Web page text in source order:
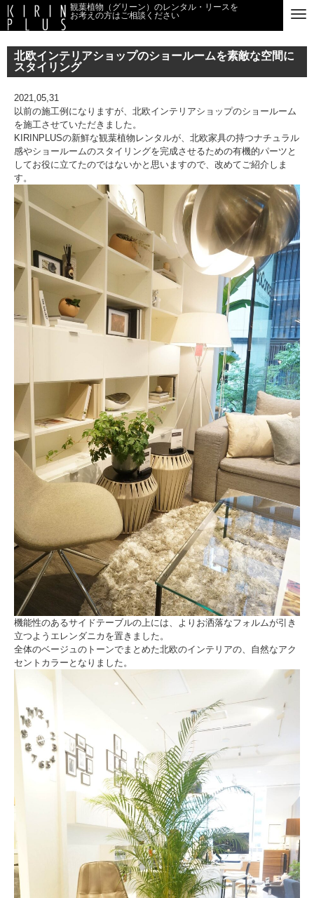
観葉植物（グリーン）のレンタル・リースを
お考えの方はご相談ください
北欧インテリアショップのショールームを素敵な空間に
スタイリング
2021,05,31
以前の施工例になりますが、北欧インテリアショップのショールーム
を施工させていただきました。
KIRINPLUSの新鮮な観葉植物レンタルが、北欧家具の持つナチュラル
感やショールームのスタイリングを完成させるための有機的パーツと
してお役に立てたのではないかと思いますので、改めてご紹介しま
す。
機能性のあるサイドテーブルの上には、よりお洒落なフォルムが引き
立つようエレンダニカを置きました。
全体のベージュのトーンでまとめた北欧のインテリアの、自然なアク
セントカラーとなりました。